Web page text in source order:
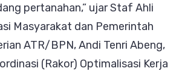
pertanahan,” ujar Staf Ahli
Masyarakat dan Pemerintah
ATR/BPN, Andi Tenri Abeng,
(Rakor) Optimalisasi Kerja